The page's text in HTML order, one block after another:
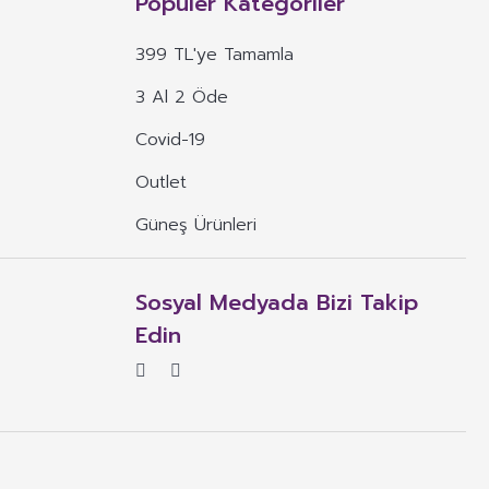
dozu belirlenmiş ürünleri ifade eder.
böyle özelliklere atıfta bulunan ifadeler yer alamaz.
eden veya vurgulayan ifadeler yer alamaz.
399 TL'ye Tamamla
3 Al 2 Öde
Covid-19
Outlet
Güneş Ürünleri
Sosyal Medyada Bizi Takip
Edin